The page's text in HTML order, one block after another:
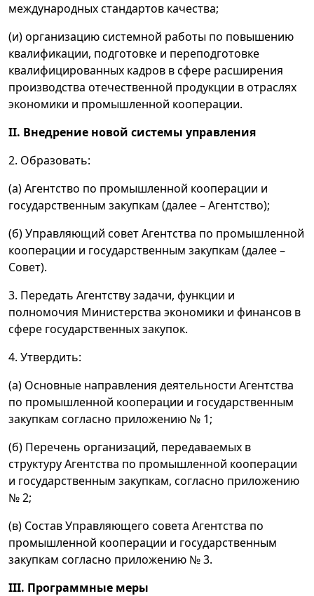
международных стандартов качества;
(и) организацию системной работы по повышению
квалификации, подготовке и переподготовке
квалифицированных кадров в сфере расширения
производства отечественной продукции в отраслях
экономики и промышленной кооперации.
II. Внедрение новой системы управления
2. Образовать:
(а) Агентство по промышленной кооперации и
государственным закупкам (далее – Агентство);
(б) Управляющий совет Агентства по промышленной
кооперации и государственным закупкам (далее –
Совет).
3. Передать Агентству задачи, функции и
полномочия Министерства экономики и финансов в
сфере государственных закупок.
4. Утвердить:
(а) Основные направления деятельности Агентства
по промышленной кооперации и государственным
закупкам согласно приложению № 1;
(б) Перечень организаций, передаваемых в
структуру Агентства по промышленной кооперации
и государственным закупкам, согласно приложению
№ 2;
(в) Состав Управляющего совета Агентства по
промышленной кооперации и государственным
закупкам согласно приложению № 3.
III. Программные меры